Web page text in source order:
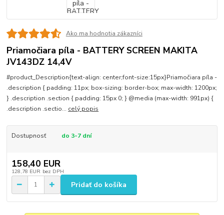
Ako ma hodnotia zákazníci
Priamočiara píla - BATTERY SCREEN MAKITA
JV143DZ 14,4V
#product_Description{text-align: center;font-size:15px}Priamočiara píla -
.description { padding: 11px; box-sizing: border-box; max-width: 1200px;
} .description .section { padding: 15px 0; } @media (max-width: 991px) {
.description .sectio... celý popis
Dostupnosť do 3-7 dní
158,40 EUR
128,78 EUR bez DPH
Pridať do košíka